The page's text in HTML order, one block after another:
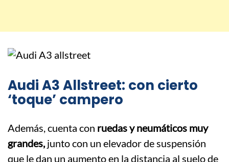
Audi A3 Allstreet: con cierto
‘toque’ campero
Además, cuenta con ruedas y neumáticos muy
grandes,junto con un elevador de suspensión
que le dan un aumento en la distancia al suelo de